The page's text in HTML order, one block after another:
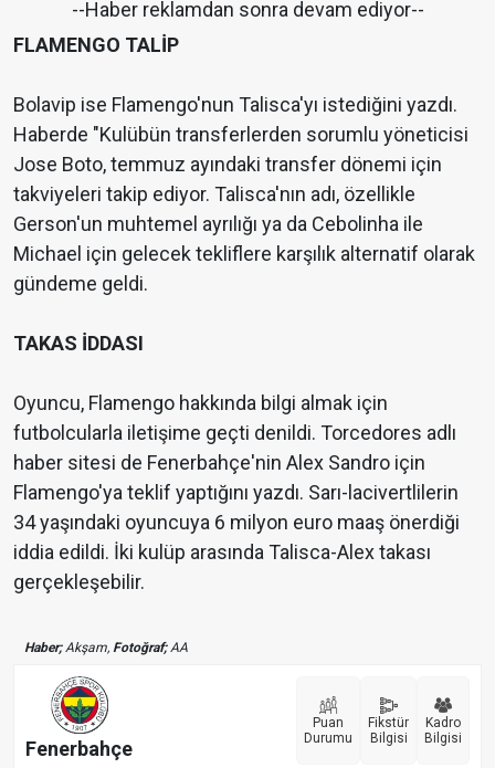
--Haber reklamdan sonra devam ediyor--
FLAMENGO TALİP
Bolavip ise Flamengo'nun Talisca'yı istediğini yazdı.
Haberde "Kulübün transferlerden sorumlu yöneticisi
Jose Boto, temmuz ayındaki transfer dönemi için
takviyeleri takip ediyor. Talisca'nın adı, özellikle
Gerson'un muhtemel ayrılığı ya da Cebolinha ile
Michael için gelecek tekliflere karşılık alternatif olarak
gündeme geldi.
TAKAS İDDASI
Oyuncu, Flamengo hakkında bilgi almak için
futbolcularla iletişime geçti denildi. Torcedores adlı
haber sitesi de Fenerbahçe'nin Alex Sandro için
Flamengo'ya teklif yaptığını yazdı. Sarı-lacivertlilerin
34 yaşındaki oyuncuya 6 milyon euro maaş önerdiği
iddia edildi. İki kulüp arasında Talisca-Alex takası
gerçekleşebilir.
Haber;Akşam, Fotoğraf;AA
Fenerbahçe
Puan
Durumu
Fikstür
Bilgisi
Kadro
Bilgisi